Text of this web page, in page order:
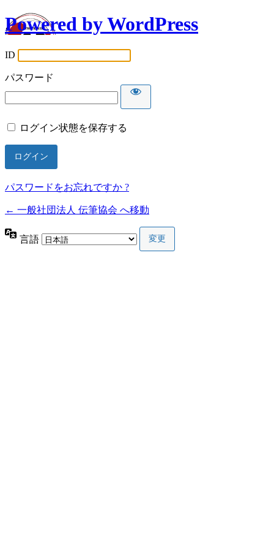
Powered by WordPress
ID
パスワード
ログイン状態を保存する
パスワードをお忘れですか ?
← 一般社団法人 伝筆協会 へ移動
言語